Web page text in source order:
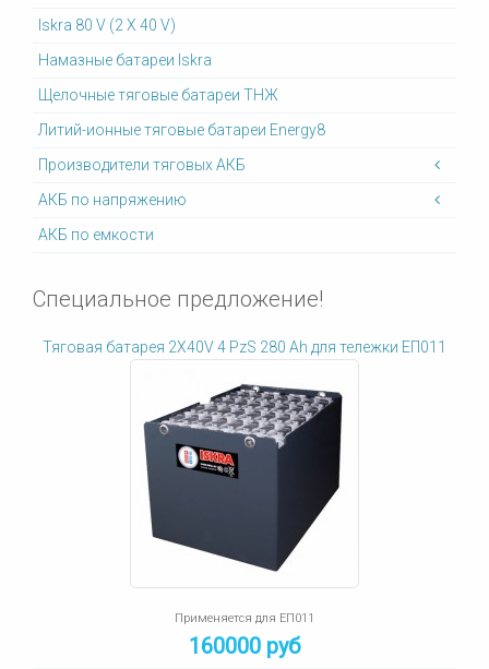
Iskra 80 V (2 X 40 V)
Намазные батареи Iskra
Щелочные тяговые батареи ТНЖ
Литий-ионные тяговые батареи Energy8
Производители тяговых АКБ
АКБ по напряжению
АКБ по емкости
Специальное предложение!
Тяговая батарея 2X40V 4 PzS 280 Ah для тележки ЕП011
Применяется для ЕП011
160000 руб